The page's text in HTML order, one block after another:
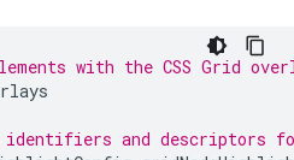
with the CSS Grid
identifiers and descriptors